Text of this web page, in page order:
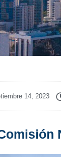
14, 2023